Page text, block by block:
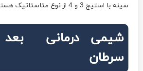
سینه با استیج 3 و 4 از نوع متاستاتیک هستند.
شیمی درمانی بعد
سرطان